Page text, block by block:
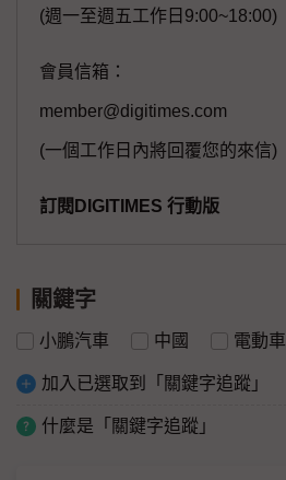
(週一至週五工作日9:00~18:00)
會員信箱：
member@digitimes.com
(一個工作日內將回覆您的來信)
訂閱DIGITIMES 行動版
關鍵字
小鵬汽車 中國 電動車
加入已選取到「關鍵字追蹤」
什麼是「關鍵字追蹤」